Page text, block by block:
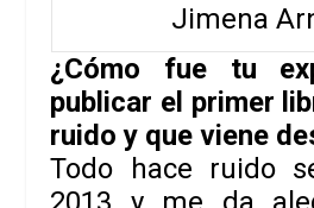
Jimena
¿Cómo fue tu
publicar el primer
ruido y que viene
Todo hace ruido